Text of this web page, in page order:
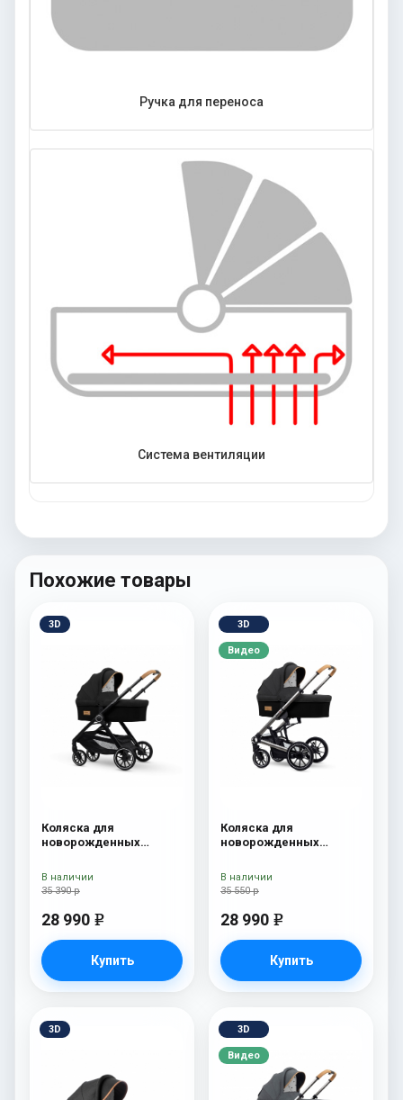
Ручка для переноса
Система вентиляции
Похожие товары
3D
Коляска для
новорожденных
35 390 р
28 990 e
Купить
В наличии
3D
Видео
Коляска для
новорожденных
35 550 р
28 990 e
Купить
В наличии
3D 3D
Видео